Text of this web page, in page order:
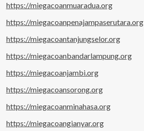
https://miegacoanmuaradua.org
https://miegacoanpenajampaserutara.org
https://miegacoantanjungselor.org
https://miegacoanbandarlampung.org
https://miegacoanjambi.org
https://miegacoansorong.org
https://miegacoanminahasa.org
https://miegacoangianyar.org